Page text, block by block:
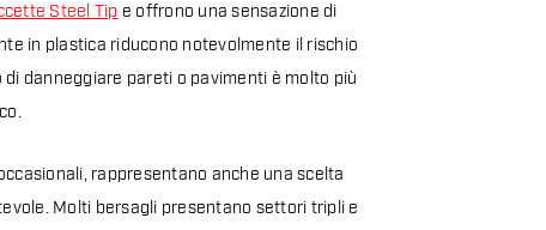
Steel Tip e offrono una sensazione di
in plastica riducono notevolmente il rischio
danneggiare pareti o pavimenti è molto più
rappresentano anche una scelta
Molti bersagli presentano settori tripli e